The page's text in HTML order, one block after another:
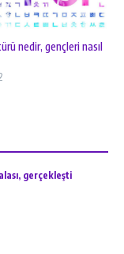
nedir, gençleri nasıl
gerçekleşti